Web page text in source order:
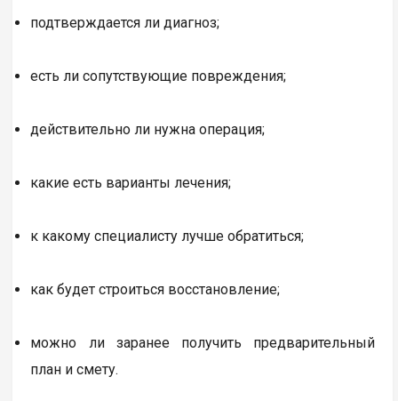
подтверждается ли диагноз;
есть ли сопутствующие повреждения;
действительно ли нужна операция;
какие есть варианты лечения;
к какому специалисту лучше обратиться;
как будет строиться восстановление;
можно ли заранее получить предварительный
план и смету.